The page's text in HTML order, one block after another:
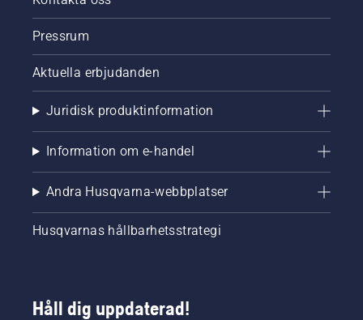
Pressrum
Aktuella erbjudanden
Juridisk produktinformation
Information om e-handel
Andra Husqvarna-webbplatser
Husqvarnas hållbarhetsstrategi
Håll dig uppdaterad!